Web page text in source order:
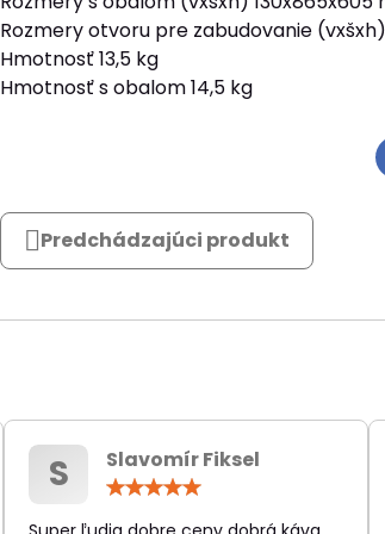
Rozmery otvoru pre zabudovanie
Hmotnosť 13,5 kg
Hmotnosť s obalom 14,5 kg
Predchádzajúci produkt
S
Slavomír Fiksel
/